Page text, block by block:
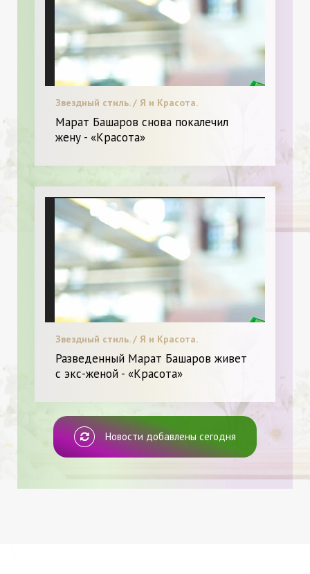
Звездный стиль. / Я и Красота.
Марат Башаров снова покалечил
жену - «Красота»
Звездный стиль. / Я и Красота.
Разведенный Марат Башаров живет
с экс-женой - «Красота»
Новости добавлены сегодня